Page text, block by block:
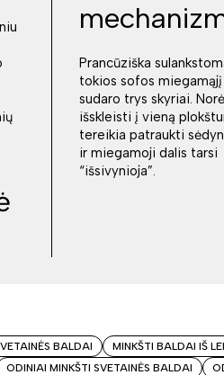
Prancūziška
tokios sofos
sudaro trys skyriai.
išskleisti į vieną
tereikia patraukti
ir miegamoji dalis tarsi
“išsivynioja”.
BALDAI MINKŠTI BALDAI IŠ
ODINIAI MINKŠTI SVETAINĖS BALDAI